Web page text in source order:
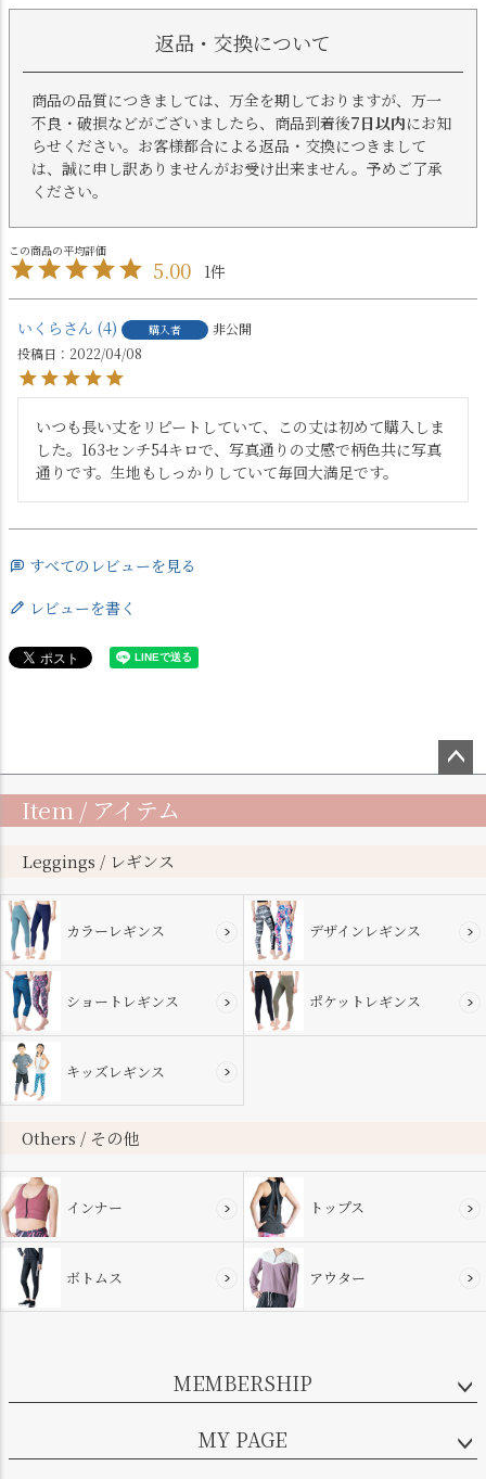
返品・交換について
商品の品質につきましては、万全を期しておりますが、万一
不良・破損などがございましたら、商品到着後7日以内にお知
らせください。お客様都合による返品・交換につきまして
は、誠に申し訳ありませんがお受け出来ません。予めご了承
ください。
5.00 1
いくら 4 購入者
非公開
投稿日
2022/04/08
いつも長い丈をリピートしていて、この丈は初めて購入しま
した。163センチ54キロで、写真通りの丈感で柄色共に写真
通りです。生地もしっかりしていて毎回大満足です。
すべてのレビューを見る
レビューを書く
ップ
Item / アイテム
Leggings / レギンス
カラーレギンス デザインレギンス
ショートレギンス ポケットレギンス
キッズレギンス
Others / その他
インナー トップス
ボトムス アウター
MEMBERSHIP
MY PAGE